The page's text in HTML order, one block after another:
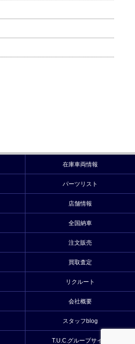
在庫車両情報
パーツリスト
店舗情報
全国納車
注文販売
買取査定
リクルート
会社概要
スタッフblog
T.U.C.グループサイト